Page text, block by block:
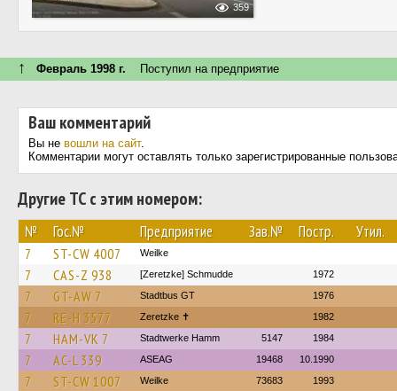
359
↑ Февраль 1998 г. Поступил на предприятие
Ваш комментарий
Вы не вошли на сайт.
Комментарии могут оставлять только зарегистрированные
Другие ТС с этим номером:
№ Гос.№ Предприятие Зав.№ Постр. Утил.
7 ST-CW 4007 Weilke
7 CAS-Z 938 [Zeretzke] Schmudde 1972
7 GT-AW 7 Stadtbus GT 1976
7 RE-H 3577 Zeretzke ✝ 1982
7 HAM-VK 7 Stadtwerke Hamm 5147 1984
7 AC-L 339 ASEAG 19468 10.1990
7 ST-CW 1007 Weilke 73683 1993